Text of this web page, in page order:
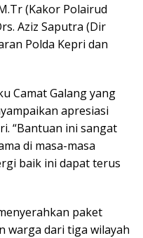
(Kakor Polairud
Aziz Saputra (Dir
Polda Kepri dan
Camat Galang yang
apresiasi
“Bantuan ini sangat
di masa-masa
baik ini dapat terus
paket
warga dari tiga wilayah